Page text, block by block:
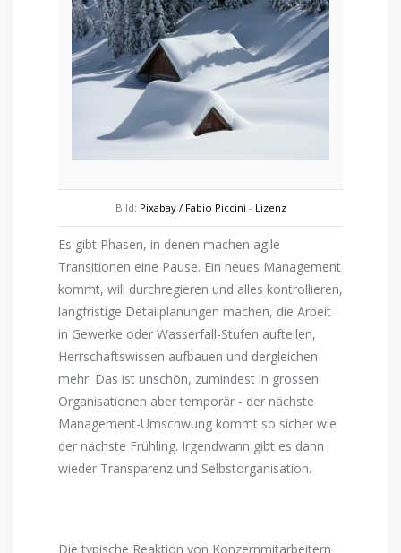
Bild: Pixabay / Fabio Piccini - Lizenz
Es gibt Phasen, in denen machen agile
Transitionen eine Pause. Ein neues Management
kommt, will durchregieren und alles kontrollieren,
langfristige Detailplanungen machen, die Arbeit
in Gewerke oder Wasserfall-Stufen aufteilen,
Herrschaftswissen aufbauen und dergleichen
mehr. Das ist unschön, zumindest in grossen
Organisationen aber temporär - der nächste
Management-Umschwung kommt so sicher wie
der nächste Frühling. Irgendwann gibt es dann
wieder Transparenz und Selbstorganisation.
Die typische Reaktion von Konzernmitarbeitern